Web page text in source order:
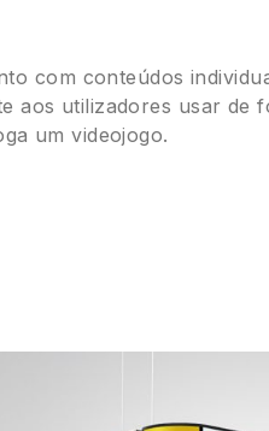
com conteúdos
aos utilizadores usar de
um videojogo.